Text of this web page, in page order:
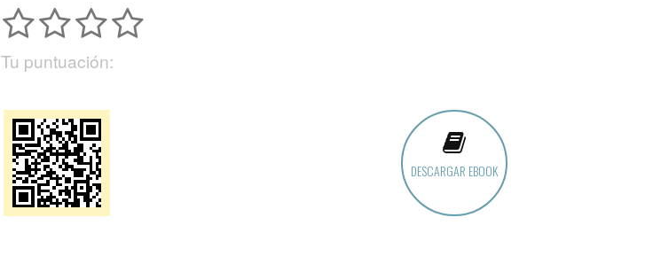
Tu puntuación:
DESCARGAR EBOOK